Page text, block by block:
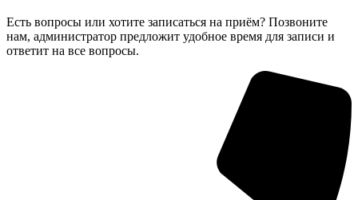
Есть вопросы или хотите записаться на приём? Позвоните
нам, администратор предложит удобное время для записи и
ответит на все вопросы.